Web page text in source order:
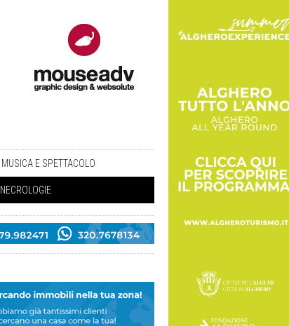
MUSICA E SPETTACOLO
NECROLOGIE